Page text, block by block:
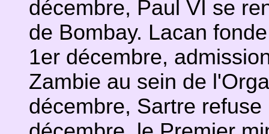
décembre, Paul VI se
de Bombay. Lacan
1er décembre,
Zambie au sein de
décembre, Sartre